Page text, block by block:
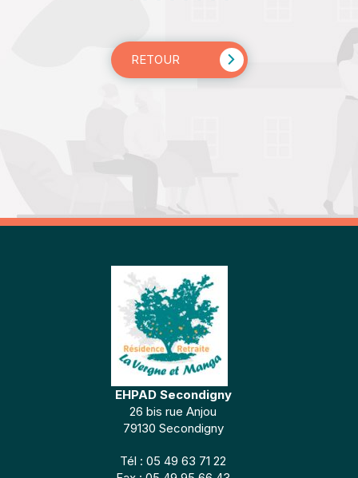
RETOUR
EHPAD Secondigny
26 bis rue Anjou
79130 Secondigny
Tél : 05 49 63 71 22